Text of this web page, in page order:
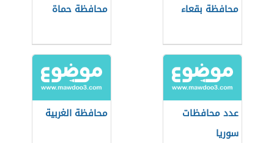
محافظة بقعاء محافظة حماة
عدد محافظات
سوريا
محافظة الغربية